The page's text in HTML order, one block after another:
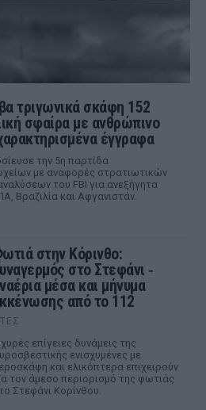
τριγωνικά σκάφη 152
σφαίρα με ανθρώπινο
έγγραφα
την 5η παρτίδα
με αναφορές στρατιωτικών
του FBI για ανεξήγητα
Βραζιλία και Αφγανιστάν.
στην Κόρινθο:
στο Στεφάνι ‑
μέσα και μήνυμα
από το 112
επίγειες δυνάμεις της
ενισχυμένες με
και ελικόπτερα επιχειρούν
τον άμεσο περιορισμό της φωτιάς
Στεφάνι Κορίνθου.